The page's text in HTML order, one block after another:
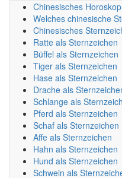
Chinesisches
Welches chinesische
Chinesisches
Ratte als Sternzeichen
Büffel als Sternzeichen
Tiger als Sternzeichen
Hase als Sternzeichen
Drache als
Schlange als
Pferd als Sternzeichen
Schaf als Sternzeichen
Affe als Sternzeichen
Hahn als Sternzeichen
Hund als Sternzeichen
Schwein als